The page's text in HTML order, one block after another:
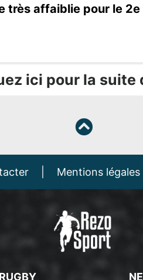
très affaiblie pour le
ici pour la suite
Mentions légales